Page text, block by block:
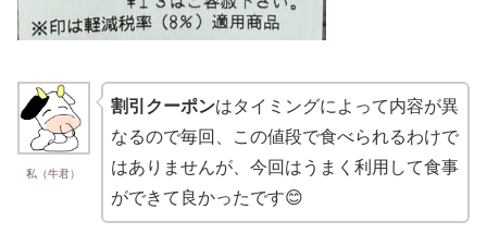
私（牛君）
割引クーポンはタイミングによって内容が異
なるので毎回、この値段で食べられるわけで
はありませんが、今回はうまく利用して食事
ができて良かったです😊